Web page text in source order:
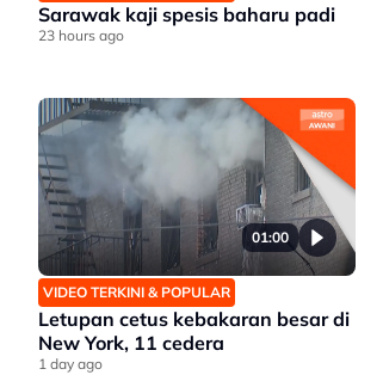
Sarawak kaji spesis baharu padi
23 hours ago
01:00
VIDEO TERKINI & POPULAR
Letupan cetus kebakaran besar di
New York, 11 cedera
1 day ago